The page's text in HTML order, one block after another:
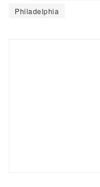
Philadelphia